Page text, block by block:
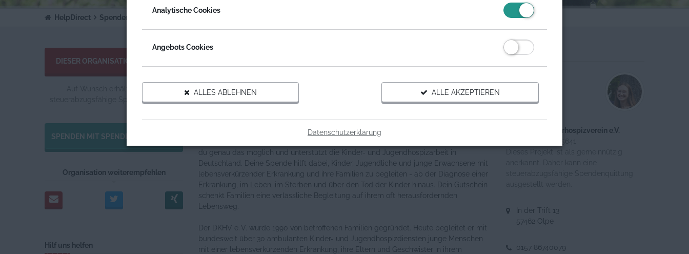
HelpDirect Spenden an Organisationen
DIESER ORGANISATION SPENDEN
steuerabzugsfähige Spendenquittung.
SPENDEN MIT SPENDENGUTSCHEIN
Organisation weiterempfehlen
Hilf uns helfen
die da sind, zuhören und unterstützen – verlässlich und langfristig.
du genau das möglich und unterstützt die Kinder- und Jugendhospizarbeit in
Deutschland. Deine Spende hilft dabei, Kinder, Jugendliche und junge Erwachsene mit
lebensverkürzender Erkrankung und ihre Familien zu begleiten - ab der Diagnose einer
Erkrankung, im Leben, im Sterben und über den Tod der Kinder hinaus. Dein Gutschein
schenkt Familien eine verlässliche Begleitung auf ihrem oft herausfordernden
Lebensweg.
Der DKHV e. V. wurde 1990 von betroffenen Familien gegründet. Heute begleitet er mit
bundesweit über 30 ambulanten Kinder- und Jugendhospizdiensten junge Menschen
mit einer lebensverkürzenden Erkrankung, ihre Eltern und Geschwister in ihrem
Organisation
Ansprechpartner
Deutscher Kinderhospizverein e.V.
Dieses Projekt ist als gemeinnützig
In der Trift 13
57462 Olpe
0157 86740079
Analytische Cookies
Angebots Cookies
ALLES ABLEHNEN ALLE AKZEPTIEREN
Datenschutzerklärung